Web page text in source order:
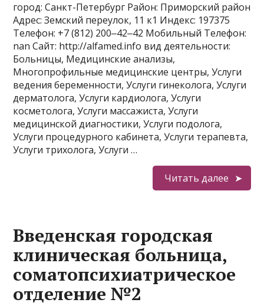
город: Санкт-Петербург Район: Приморский район
Адрес: Земский переулок, 11 к1 Индекс: 197375
Телефон: +7 (812) 200‒42‒42 Мобильный Телефон:
nan Сайт: http://alfamed.info вид деятельности:
Больницы, Медицинские анализы,
Многопрофильные медицинские центры, Услуги
ведения беременности, Услуги гинеколога, Услуги
дерматолога, Услуги кардиолога, Услуги
косметолога, Услуги массажиста, Услуги
медицинской диагностики, Услуги подолога,
Услуги процедурного кабинета, Услуги терапевта,
Услуги трихолога, Услуги …
Читать далее
Введенская городская
клиническая больница,
соматопсихиатрическое
отделение №2